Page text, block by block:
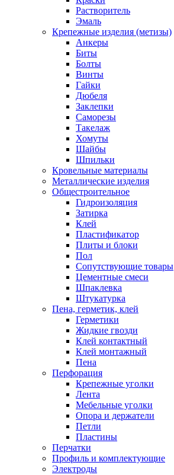
Растворитель
Эмаль
Крепежные изделия (метизы)
Анкеры
Биты
Болты
Винты
Гайки
Дюбеля
Заклепки
Саморезы
Такелаж
Хомуты
Шайбы
Шпильки
Кровельные материалы
Металлические изделия
Общестроительное
Гидроизоляция
Затирка
Клей
Пластификатор
Плиты и блоки
Пол
Сопутствующие товары
Цементные смеси
Шпаклевка
Штукатурка
Пена, герметик, клей
Герметики
Жидкие гвозди
Клей контактный
Клей монтажный
Пена
Перфорация
Крепежные уголки
Лента
Мебельные уголки
Опора и держатели
Петли
Пластины
Перчатки
Профиль и комплектующие
Электроды